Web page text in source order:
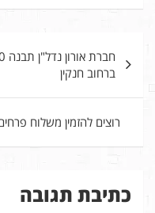
ברחוב חנקין
רוצים להזמין משלוח
כתיבת תגובה